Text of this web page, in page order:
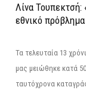
Λίνα Τουπεκτσή:
εθνικό πρόβλημα
Τα τελευταία 13
μας μειώθηκε κατά
ταυτόχρονα